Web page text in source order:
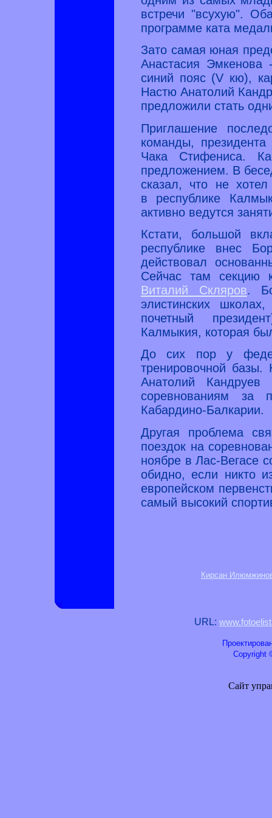
встречи "всухую".
программе ката
Зато самая юная
Анастасия
синий пояс (V кю),
Настю Анатолий
предложили стать
Приглашение
команды, президента
Чака Стифениса.
предложением. В
сказал, что не
в республике
активно ведутся
Кстати, большой
республике внес
действовал
Сейчас там секцию
Виталий Скляров.
элистинских
почетный
Калмыкия, которая
До сих пор у
тренировочной
Анатолий Кандруев
соревнованиям за
Кабардино-Балкарии.
Другая проблема
поездок на
ноябре в Лас-Вегасе
обидно, если никто
европейском
самый высокий
Кирсан
URL:
Copyright
Сайт